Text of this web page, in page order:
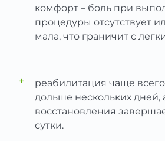
комфорт – боль при
процедуры отсутствует
мала, что граничит с
+
реабилитация чаще
дольше нескольких дней,
восстановления
сутки.